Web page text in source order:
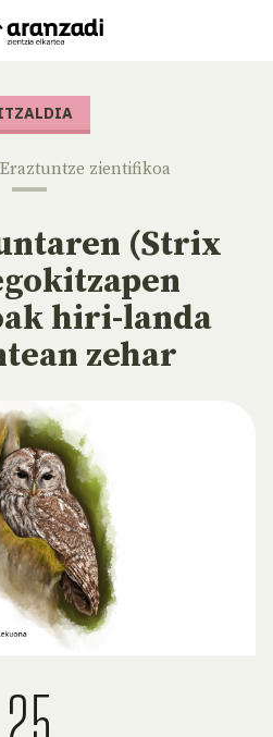
Eraztuntze zientifikoa
(Strix
hiri-landa
zehar